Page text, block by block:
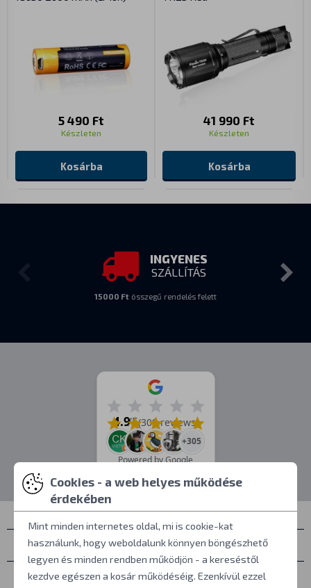
5 490 Ft
Készleten
Kosárba
41 990 Ft
Készleten
Kosárba
INGYENES
SZÁLLÍTÁS
15000 Ft összegű rendelés felett
4.9/5(309 reviews)
+305
Powered by Google
Névjegyek
Személyes átvétel
Cookies - a web helyes működése
érdekében
Mint minden internetes oldal, mi is cookie-kat
használunk, hogy weboldalunk könnyen böngészhető
legyen és minden rendben működjön - a kereséstől
kezdve egészen a kosár működéséig. Ezenkívül ezzel